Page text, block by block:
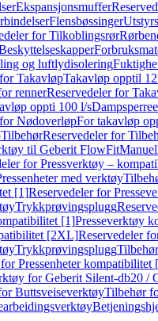
Ekspansjonsmuffer
Flensbøssinger
for Tilkoblingsrør
og luftlydisolering
TakavløpTakavløp opptil
rennerReservedeler for
oppti 100 l/s
NødoverløpFor takavløp
TilbehørReservedeler for
til Geberit FlowFit
for Pressverktøy –
med verktøy
[1]Reservedeler for
Trykkprøvingsplugg
[1]Presseverktøy
[2XL]Reservedeler
TrykkprøvingspluggTilbehør
Pressenheter kompatibilitet
for Geberit Silent-db20 /
ButtsveiseverktøyTilbehør